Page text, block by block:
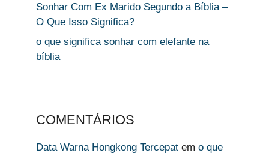
Sonhar Com Ex Marido Segundo a Bíblia –
O Que Isso Significa?
o que significa sonhar com elefante na
bíblia
COMENTÁRIOS
Data Warna Hongkong Tercepat em o que